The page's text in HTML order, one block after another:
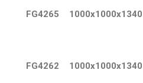
FG4265
1000x1000x1340
FG4262
1000x1000x1340